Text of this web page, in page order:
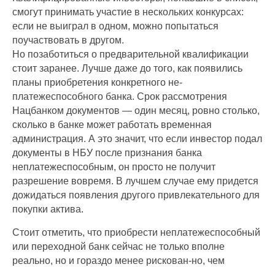
смогут принимать участие в нескольких конкурсах:
если не выиграл в одном, можно попытаться
поучаствовать в другом.
Но позаботиться о предварительной квалификации
стоит заранее. Лучше даже до того, как появились
планы приобретения конкретного не-
платежеспособного банка. Срок рассмотрения
Нацбанком документов — один месяц, ровно столько,
сколько в банке может работать временная
администрация. А это значит, что если инвестор подал
документы в НБУ после признания банка
неплатежеспособным, он просто не получит
разрешение вовремя. В лучшем случае ему придется
дожидаться появления другого привлекательного для
покупки актива.
Стоит отметить, что приобрести неплатежеспособный
или переходной банк сейчас не только вполне
реально, но и гораздо менее рискован-но, чем